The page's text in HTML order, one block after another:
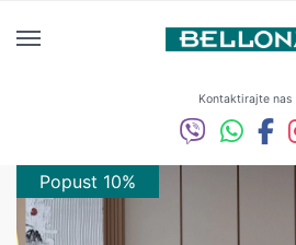
Kontaktirajte nas
Popust 10%